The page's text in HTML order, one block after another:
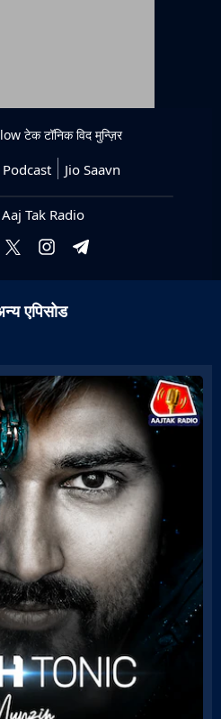
टेक टॉनिक विद मुन्ज़िर
Jio Saavn
Tak Radio
एपिसोड